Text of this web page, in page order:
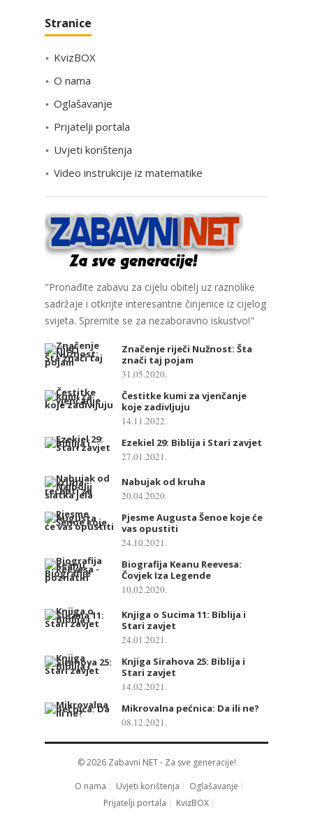
t
g
i
j
Stranice
KvizBOX
O nama
Oglašavanje
Prijatelji portala
Uvjeti korištenja
Video instrukcije iz matematike
"Pronađite zabavu za cijelu obitelj uz raznolike
sadržaje i otkrijte interesantne činjenice iz cijelog
svijeta. Spremite se za nezaboravno iskustvo!"
Značenje riječi Nužnost: Šta
znači taj pojam
31.05.2020.
Čestitke kumi za vjenčanje
koje zadivljuju
14.11.2022.
Ezekiel 29: Biblija i Stari zavjet
27.01.2021.
Nabujak od kruha
20.04.2020.
Pjesme Augusta Šenoe koje će
vas opustiti
24.10.2021.
Biografija Keanu Reevesa:
Čovjek Iza Legende
10.02.2020.
Knjiga o Sucima 11: Biblija i
Stari zavjet
24.01.2021.
Knjiga Sirahova 25: Biblija i
Stari zavjet
14.02.2021.
Mikrovalna pećnica: Da ili ne?
08.12.2021.
© 2026 Zabavni NET- Za sve generacije!
O nama
Uvjeti korištenja
Oglašavanje
Prijatelji portala
KvizBOX